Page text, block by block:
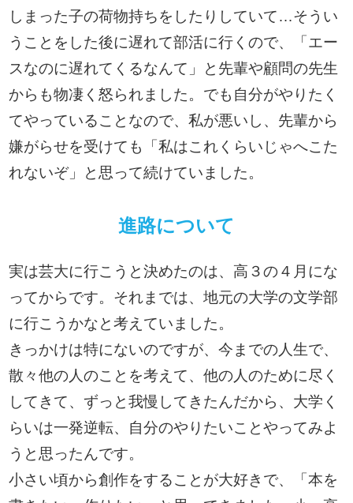
しまった子の荷物持ちをしたりしていて…そうい
うことをした後に遅れて部活に行くので、「エー
スなのに遅れてくるなんて」と先輩や顧問の先生
からも物凄く怒られました。でも自分がやりたく
てやっていることなので、私が悪いし、先輩から
嫌がらせを受けても「私はこれくらいじゃへこた
れないぞ」と思って続けていました。
進路について
実は芸大に行こうと決めたのは、高３の４月にな
ってからです。それまでは、地元の大学の文学部
に行こうかなと考えていました。
きっかけは特にないのですが、今までの人生で、
散々他の人のことを考えて、他の人のために尽く
してきて、ずっと我慢してきたんだから、大学く
らいは一発逆転、自分のやりたいことやってみよ
うと思ったんです。
小さい頃から創作をすることが大好きで、「本を